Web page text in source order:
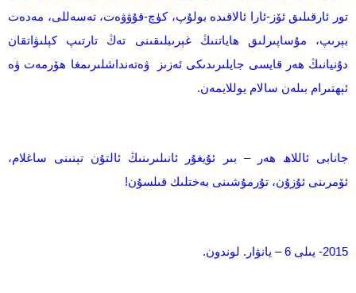
تور ئارقىلىق ئۆز-ئارا ئالاقىدە بولۇپ، كۈچ-قۇۋۋەت، تەسەللى، مەدەت
بېرىپ، مۇساپىرلىق ھاياتنىڭ غېرىبلىقىنى تەڭ تارتىپ كېلىۋاتقان
دۇنيانىڭ ھەر قايسى جايلىرىدىكى ئەزىز ۋەتەنداشلىرىمغا ھۆرمەت ۋە
ئېھتىرام بىلەن سالام يوللايمەن.
جانابى ئاللاھ ھەر – بىر ئۇيغۇر ئانىلىرىنىڭ ئالتۇن تېنىنى ساغلام،
ئۆمرىنى ئۇزۇن، تۇرمۇشىنى بەختلىك قىلسۇن!
2015- يىلى 6 – يانۋار. لوندون.